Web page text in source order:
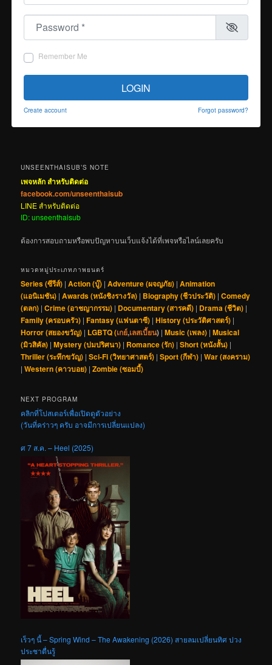
Password
Remember Me
LOGIN
Create account Forgot password?
UNSEENTHAISUB’S NOTE
เพจหลัก สำหรับติดต่อ
facebook.com/unseenthaisub
LINE สำหรับติดต่อ
ID: unseenthaisub
ต้องการสอบถามหรือพบปัญหาบนเว็บแจ้งได้ที่เพจหรือไลน์เลยครับ
หมวดหมู่ประเภทภาพยนตร์
Series (ซีรีส์) |Action (บู๊) |Adventure (ผจญภัย) |Animation
(แอนิเมชัน) |Awards (หนังชิงรางวัล) | Biography (ชีวประวัติ) |Comedy
(ตลก) |Crime (อาชญากรรม) | Documentary (สารคดี) | Drama (ชีวิต) |
Family (ครอบครัว) |Fantasy (แฟนตาซี) |History (ประวัติศาสตร์) |
Horror (สยองขวัญ) | LGBTQ (เกย์,เลสเบี้ยน) |Music (เพลง) |Musical
(มิวสิคัล) |Mystery (ปมปริศนา) | Romance (รัก) |Short (หนังสั้น) |
Thriller (ระทึกขวัญ) |Sci-Fi (วิทยาศาสตร์) |Sport (กีฬา) |War (สงคราม)
|Western (คาวบอย) |Zombie (ซอมบี้)
NEXT PROGRAM
คลิกที่โปสเตอร์เพื่อเปิดดูตัวอย่าง
(วันที่คร่าวๆ ครับ อาจมีการเปลี่ยนแปลง)
ศ 7 ส.ค. – Heel (2025)
เร็วๆ นี้ – Spring Wind – The Awakening (2026) สายลมเปลี่ยนทิศ ปวง
ประชาตื่นรู้